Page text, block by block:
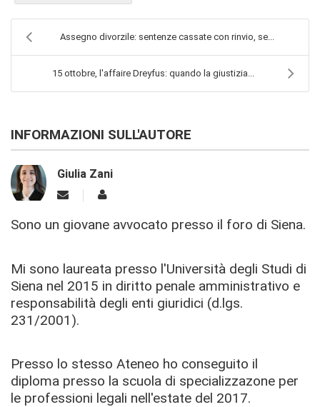
Assegno divorzile: sentenze cassate con rinvio, se...
15 ottobre, l'affaire Dreyfus: quando la giustizia...
INFORMAZIONI SULL'AUTORE
Giulia Zani
Sono un giovane avvocato presso il foro di Siena.
Mi sono laureata presso l'Università degli Studi di
Siena nel 2015 in diritto penale amministrativo e
responsabilità degli enti giuridici (d.lgs.
231/2001).
Presso lo stesso Ateneo ho conseguito il
diploma presso la scuola di specializzazone per
le professioni legali nell'estate del 2017.